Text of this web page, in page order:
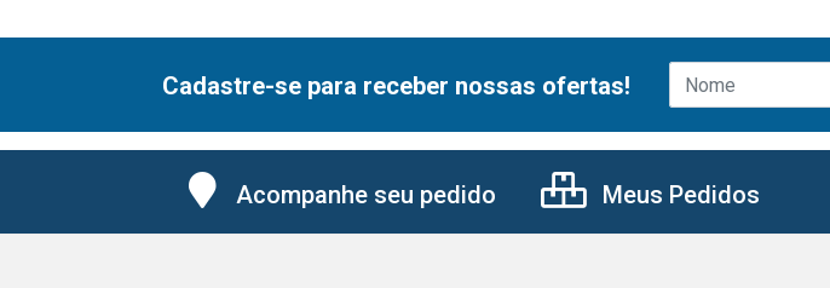
Cadastre-se para receber nossas ofertas!
Acompanhe seu pedido Meus Pedidos